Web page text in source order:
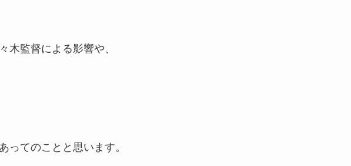
木監督による影響や、
ってのことと思います。